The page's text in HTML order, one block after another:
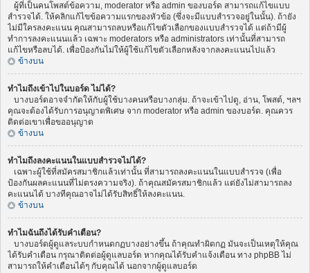
ผู้ที่เป็นคนโพสต์ข้อความ, moderator หรือ admin ของบอร์ด สามารถแก้ไขแบบ
สำรวจได้. ให้คลิกแก้ไขข้อความแรกของหัวข้อ (ซึ่งจะมีแบบสำรวจอยู่ในนั้น). ถ้ายัง
ไม่มีใครลงคะแนน คุณสามารถลบหรือแก้ไขตัวเลือกของแบบสำรวจได้ แต่ถ้ามีผู้
ทำการลงคะแนนแล้ว เฉพาะ moderators หรือ administrators เท่านั้นที่สามารถ
แก้ไขหรือลบได้. เพื่อป้องกันไม่ให้ผู้ใช้แก้ไขตัวเลือกหลังจากลงคะแนนไปแล้ว
ข้างบน
ทำไมถึงเข้าไปในบอร์ด ไม่ได้?
บางบอร์ดอาจจำกัดให้กับผู้ใช้บางคนหรือบางกลุ่ม. ถ้าจะเข้าไปดู, อ่าน, โพสต์, ฯลฯ
คุณจะต้องได้รับการอนุญาตพิเศษ จาก moderator หรือ admin ของบอร์ด. คุณควร
ติดต่อเขาเพื่อขออนุญาต
ข้างบน
ทำไมถึงลงคะแนนในแบบสำรวจไม่ได้?
เฉพาะผู้ใช้ที่สมัครสมาชิกแล้วเท่านั้น ที่สามารถลงคะแนนในแบบสำรวจ (เพื่อ
ป้องกันผลคะแนนที่ไม่ตรงความจริง). ถ้าคุณสมัครสมาชิกแล้ว แต่ยังไม่สามารถลง
คะแนนได้ บางทีคุณอาจไม่ได้รับสิทธิ์ให้ลงคะแนน.
ข้างบน
ทำไมฉันถึงได้รับคำเตือน?
บางบอร์ดผู้ดูแลระบบกำหนดกฏบางอย่างขึ้น ถ้าคุณทำผิดกฏ มันจะเป็นเหตุให้คุณ
ได้รับคำเตือน กรุณาติดต่อผู้ดูแลบอร์ด หากคุณได้รับคำแจ้งเตือน ทาง phpBB ไม่
สามารถให้คำเตือนได้ๆ กับคุณได้ นอกจากผู้ดูแลบอร์ด